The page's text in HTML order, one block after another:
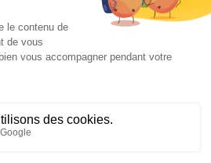
Politique cookies
générales d'utilisation